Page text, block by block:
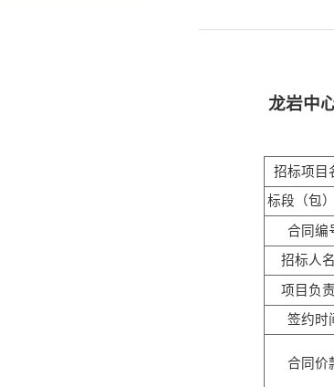
龙岩中
招标项目
标段（包
合同编
招标人
项目负
签约时
合同价